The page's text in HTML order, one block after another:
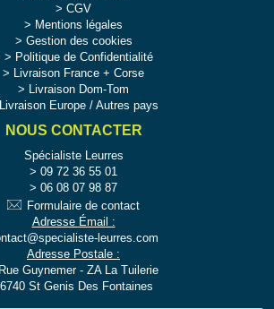
CGV
Mentions légales
Gestion des cookies
Politique de Confidentialité
Livraison France + Corse
Livraison Dom-Tom
Livraison Europe / Autres pays
NOUS CONTACTER
Spécialiste Leurres
09 72 36 55 01
06 08 07 98 87
Formulaire de contact
Adresse Émail :
leurres.com
Adresse Postale :
Guynemer - ZA La Tuilerie
St Genis Des Fontaines